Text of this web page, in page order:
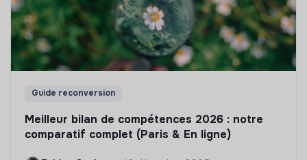
Guide reconversion
Meilleur bilan de compétences 2026 : notre
comparatif complet (Paris & En ligne)